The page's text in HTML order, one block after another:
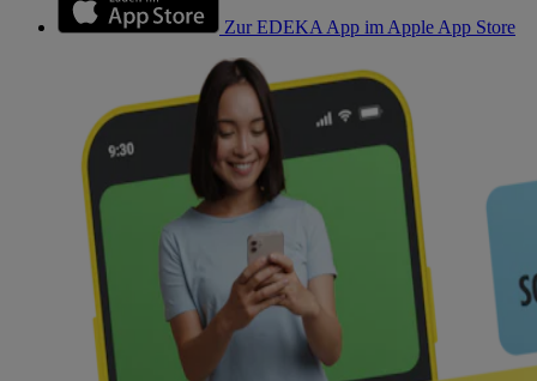
Zur EDEKA App im Apple App Store